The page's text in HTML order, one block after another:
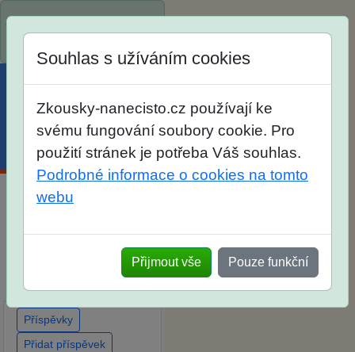
Spustili jsme přihlašování
na školní rok 2026/2027!
Účet Košík
u zkoušek na SŠ? Vaše
ohlasy po skutečných
přijímacích zkouškách
Souhlas s užíváním cookies
Zkousky-nanecisto.cz používají ke
svému fungování soubory cookie. Pro
použití stránek je potřeba Váš souhlas.
Podrobné informace o cookies na tomto
webu
Přijmout vše Pouze funkční
Příspěvky
Přidat příspěvek